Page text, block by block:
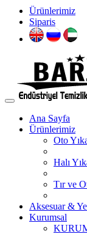
Ürünlerimiz
Siparis
Ana Sayfa
Ürünlerimiz
Oto
Halı
Tır ve
Aksesuar &
Kurumsal